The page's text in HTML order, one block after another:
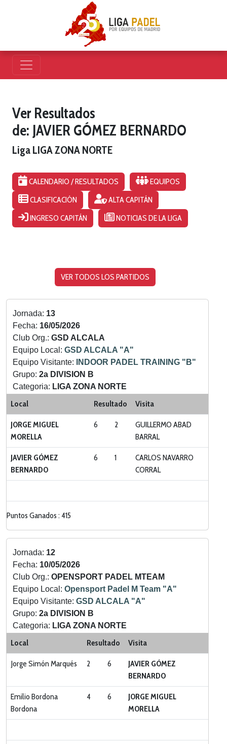
Ver Resultados
de: JAVIER GÓMEZ BERNARDO
Liga LIGA ZONA NORTE
CALENDARIO / RESULTADOS
EQUIPOS
CLASIFICACIÓN
ALTA CAPITÁN
INGRESO CAPITÁN
NOTICIAS DE LA LIGA
VER TODOS LOS PARTIDOS
Jornada: 13
Fecha: 16/05/2026
Club Org.: GSD ALCALA
Equipo Local: GSD ALCALA "A"
Equipo Visitante:
INDOOR PADEL TRAINING "B"
Grupo: 2a DIVISION B
Categoria: LIGA ZONA NORTE
Local Resultado Visita
JORGE MIGUEL
MORELLA
6 2
GUILLERMO ABAD
BARRAL
JAVIER GÓMEZ
BERNARDO
6 1
CARLOS NAVARRO
CORRAL
Puntos Ganados : 415
Jornada: 12
Fecha: 10/05/2026
Club Org.: OPENSPORT PADEL MTEAM
Equipo Local: Opensport Padel M Team "A"
Equipo Visitante: GSD ALCALA "A"
Grupo: 2a DIVISION B
Categoria: LIGA ZONA NORTE
Local Resultado Visita
Jorge Simón Marqués 2 6
JAVIER GÓMEZ
BERNARDO
Emilio Bordona
Bordona
4 6
JORGE MIGUEL
MORELLA